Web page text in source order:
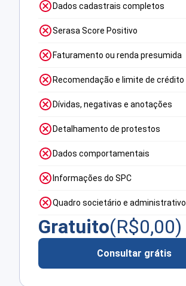
Dados cadastrais completos
Serasa Score Positivo
Faturamento ou renda presumida
Recomendação e limite de crédito
Dívidas, negativas e anotações
Detalhamento de protestos
Dados comportamentais
Informações do SPC
Quadro societário e administrativo
Gratuito(R$0,00)
Consultar grátis